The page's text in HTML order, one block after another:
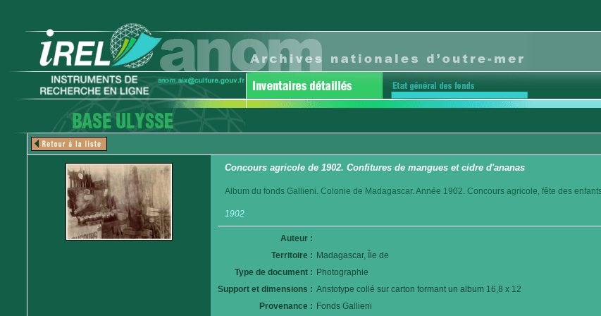
Concours agricole de 1902. Confitures de mangues et cidre d'ananas
Album du fonds Gallieni. Colonie de Madagascar. Année 1902. Concours agricole, fête des enfants,
1902
Auteur :
Territoire : Madagascar, Île de
Type de document : Photographie
Support et dimensions : Aristotype collé sur carton formant un album 16,8 x 12
Provenance : Fonds Gallieni